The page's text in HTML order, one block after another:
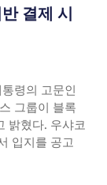
결제 시
령의 고문인
그룹이 블록
밝혔다. 우샤코
입지를 공고